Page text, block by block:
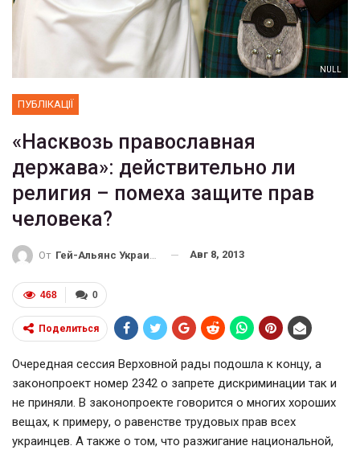
NULL
ПУБЛІКАЦІЇ
«Насквозь православная
держава»: действительно ли
религия – помеха защите прав
человека?
От Гей-Альянс Украина Авг 8, 2013
0
468
Поделиться
Очередная сессия Верховной рады подошла к концу, а
законопроект номер 2342 о запрете дискриминации так и
не приняли. В законопроекте говорится о многих хороших
вещах, к примеру, о равенстве трудовых прав всех
украинцев. А также о том, что разжигание национальной,